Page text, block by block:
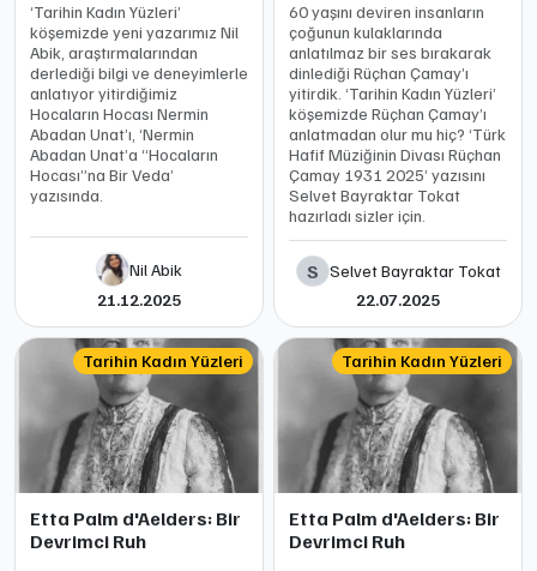
‘Tarihin Kadın Yüzleri’
köşemizde yeni yazarımız Nil
Abik, araştırmalarından
derlediği bilgi ve deneyimlerle
anlatıyor yitirdiğimiz
Hocaların Hocası Nermin
Abadan Unat’ı, ‘Nermin
Abadan Unat’a “Hocaların
Hocası”na Bir Veda’
yazısında.
Nil Abik
21.12.2025
60 yaşını deviren insanların
çoğunun kulaklarında
anlatılmaz bir ses bırakarak
dinlediği Rüçhan Çamay’ı
yitirdik. ‘Tarihin Kadın Yüzleri’
köşemizde Rüçhan Çamay’ı
anlatmadan olur mu hiç? ‘Türk
Hafif Müziğinin Divası Rüçhan
Çamay 1931 2025’ yazısını
Selvet Bayraktar Tokat
hazırladı sizler için.
S Selvet Bayraktar Tokat
22.07.2025
Tarihin Kadın Yüzleri
Etta Palm d'Aelders: Bir
Devrimci Ruh
Tarihin Kadın Yüzleri
Etta Palm d'Aelders: Bir
Devrimci Ruh